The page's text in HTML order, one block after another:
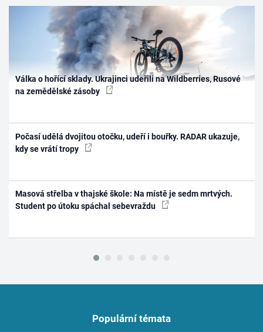
Válka o hořící sklady. Ukrajinci udeřili na Wildberries, Rusové
na zemědělské zásoby
Počasí udělá dvojitou otočku, udeří i bouřky. RADAR ukazuje,
kdy se vrátí tropy
Masová střelba v thajské škole: Na místě je sedm mrtvých.
Student po útoku spáchal sebevraždu
Populární témata